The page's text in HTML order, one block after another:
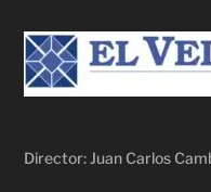
Director: Juan Carlos